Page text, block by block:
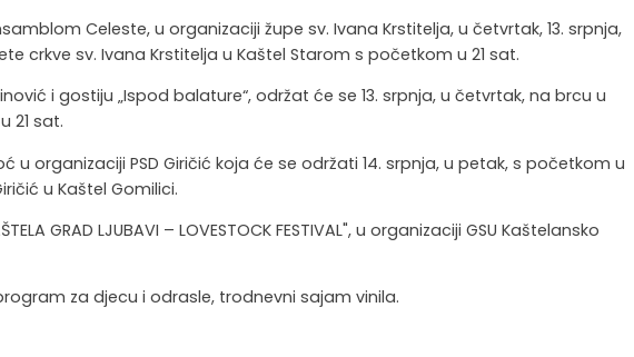
Celeste, u organizaciji župe sv. Ivana Krstitelja, u četvrtak, 13. srpnja,
crkve sv. Ivana Krstitelja u Kaštel Starom s početkom u 21 sat.
i gostiju „Ispod balature“, održat će se 13. srpnja, u četvrtak, na brcu u
21 sat.
u organizaciji PSD Giričić koja će se održati 14. srpnja, u petak, s početkom u
u Kaštel Gomilici.
GRAD LJUBAVI – LOVESTOCK FESTIVAL", u organizaciji GSU Kaštelansko
za djecu i odrasle, trodnevni sajam vinila.